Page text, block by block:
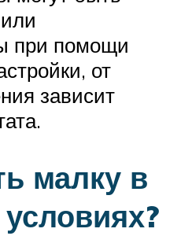
при помощи
от
зависит
малку в